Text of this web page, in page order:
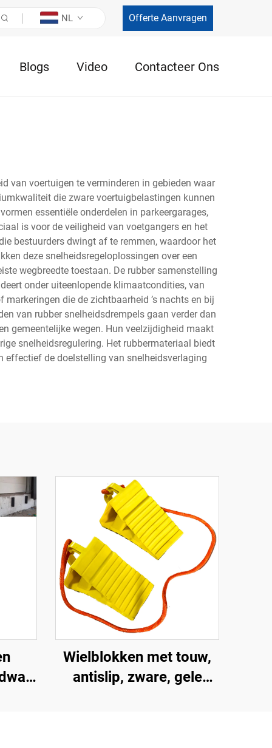
NL Offerte Aanvragen
Blogs Video Contacteer Ons
van voertuigen te verminderen in gebieden waar
die zware voertuigbelastingen kunnen
essentiële onderdelen in parkeergarages,
is voor de veiligheid van voetgangers en het
bestuurders dwingt af te remmen, waardoor het
deze snelheidsregeloplossingen over een
wegbreedte toestaan. De rubber samenstelling
onder uiteenlopende klimaatcondities, van
die de zichtbaarheid ’s nachts en bij
van rubber snelheidsdrempels gaan verder dan
gemeentelijke wegen. Hun veelzijdigheid maakt
snelheidsregulering. Het rubbermateriaal biedt
effectief de doelstelling van snelheidsverlaging
Wielblokken met touw,
antislip, zware, gele